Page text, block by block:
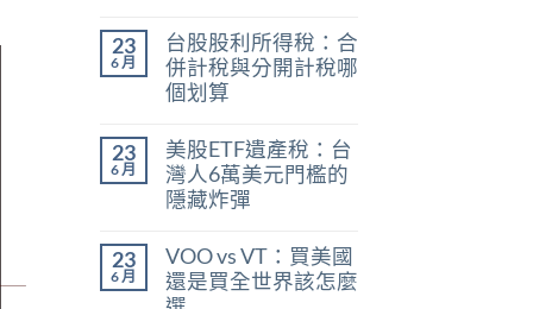
現
在
能
買
殖
利
率
區
間
存
股
買
無
留
言
23
6 月
台股股利所得稅：合
併計稅與分開計稅哪
個划算
股
股
利
所
合
併
計
稅
無
留
言
23
6 月
美股ETF遺產稅：台
灣人6萬美元門檻的
隱藏炸彈
股
ETF
遺
留
言
23
6 月
VOO vs VT：買美國
還是買全世界該怎麼